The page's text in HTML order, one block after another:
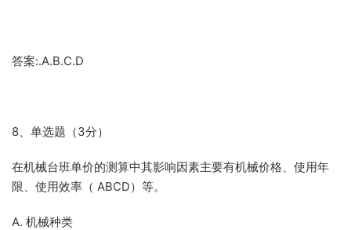
答案:.A.B.C.D
8、单选题（3分）
在机械台班单价的测算中其影响因素主要有机械价格、使用年
限、使用效率（ ABCD）等。
A. 机械种类